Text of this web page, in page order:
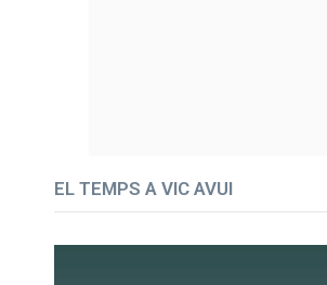
EL TEMPS A VIC AVUI